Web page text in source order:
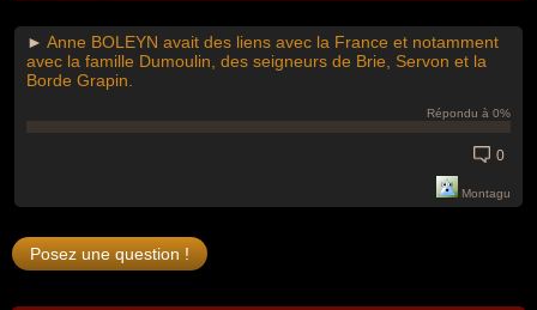
► Anne BOLEYN avait des liens avec la France et notamment
avec la famille Dumoulin, des seigneurs de Brie, Servon et la
Borde Grapin.
Répondu à 0%
0
Montagu